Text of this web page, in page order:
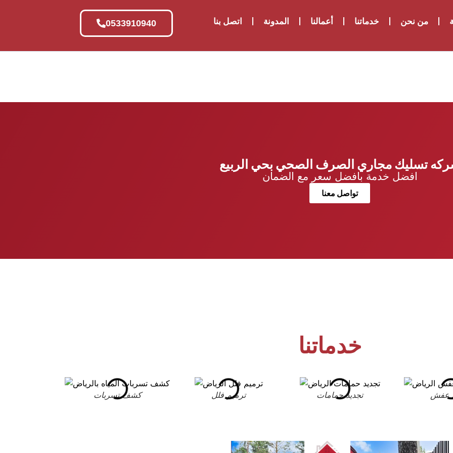
من نحن خدماتنا أعمالنا المدونة اتصل بنا 0533910940
تسليك مجاري الصرف الصحي بحي الربيع
افضل خدمة بافضل سعر مع الضمان
تواصل معنا
خدماتنا
كشف تسربات ترميم فلل تجديد حمامات عفش